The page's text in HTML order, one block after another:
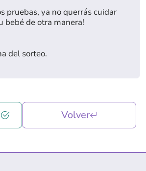
pruebas, ya no querrás cuidar
bebé de otra manera!
del sorteo.
Volver